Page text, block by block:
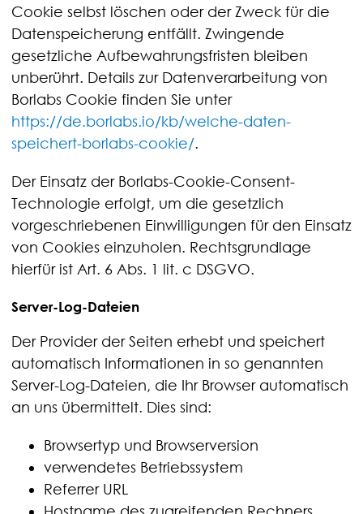
Cookie selbst löschen oder der Zweck für die
Datenspeicherung entfällt. Zwingende
gesetzliche Aufbewahrungsfristen bleiben
unberührt. Details zur Datenverarbeitung von
Borlabs Cookie finden Sie unter
https://de.borlabs.io/kb/welche-daten-
speichert-borlabs-cookie/.
Der Einsatz der Borlabs-Cookie-Consent-
Technologie erfolgt, um die gesetzlich
vorgeschriebenen Einwilligungen für den Einsatz
von Cookies einzuholen. Rechtsgrundlage
hierfür ist Art. 6 Abs. 1 lit. c DSGVO.
Server-Log-Dateien
Der Provider der Seiten erhebt und speichert
automatisch Informationen in so genannten
Server-Log-Dateien, die Ihr Browser automatisch
an uns übermittelt. Dies sind:
Browsertyp und Browserversion
verwendetes Betriebssystem
Referrer URL